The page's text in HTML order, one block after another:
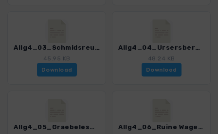
Allg4_03_Schmidsreutener Windrad_0245_1.gpx
45.95 KB
Download
Allg4_04_Ursersberg_0245_1.gpx
48.24 KB
Download
Allg4_05_Graebelesmuehle_0245_1.gpx Allg4_06_Ruine Wagegg_0245_1.gpx